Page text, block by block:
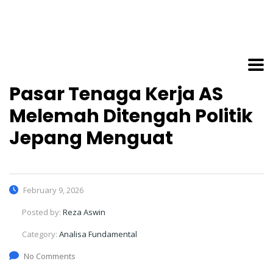
Pasar Tenaga Kerja AS
Melemah Ditengah Politik
Jepang Menguat
February 9, 2026
Posted by: Reza Aswin
Category: Analisa Fundamental
No Comments